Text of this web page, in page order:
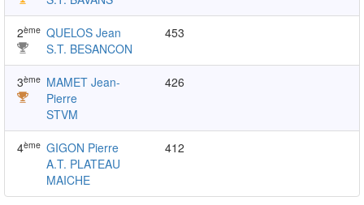
2ème QUELOS Jean
S.T. BESANCON
453
3ème MAMET Jean-
Pierre
STVM
426
4ème GIGON Pierre
A.T. PLATEAU
MAICHE
412